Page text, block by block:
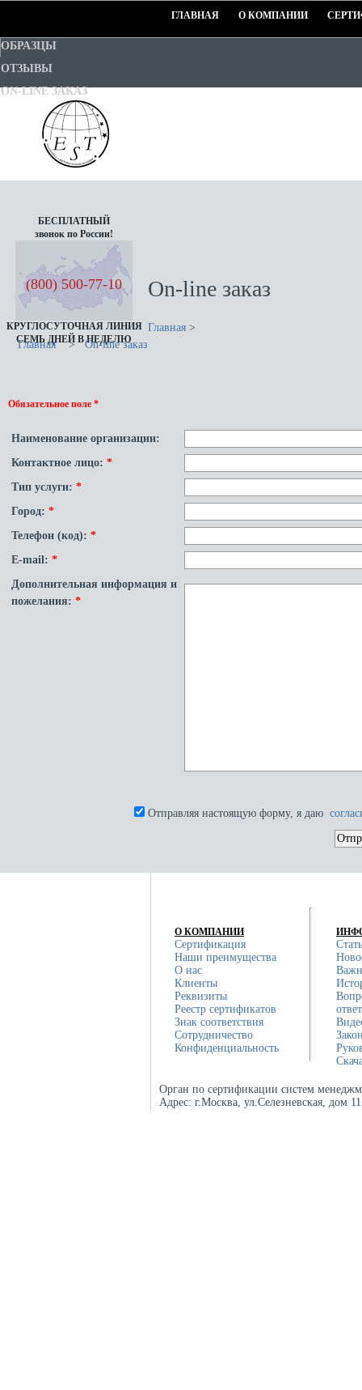
ГЛАВНАЯ О КОМПАНИИ
ОБРАЗЦЫ
ОТЗЫВЫ
ON-LINE ЗАКАЗ
БЕСПЛАТНЫЙ
звонок по России!
(800) 500-77-10
КРУГЛОСУТОЧНАЯ ЛИНИЯ
СЕМЬ ДНЕЙ В НЕДЕЛЮ
On-line заказ
Главная >
Главная
>On-line заказ
Обязательное поле *
Наименование организации:
Контактное лицо: *
Тип услуги: *
Город: *
Телефон (код): *
E-mail: *
Дополнительная информация и
пожелания: *
Отправляя настоящую форму, я даю
О КОМПАНИИ
Сертификация
Наши преимущества
О нас
Клиенты
Реквизиты
Реестр сертификатов
Знак соответствия
Сотрудничество
Конфиденциальность
Орган по сертификации систем
Адрес: г.Москва, ул.Селезневская, дом